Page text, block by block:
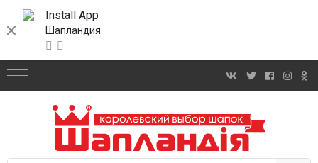
Install App
Шапландия